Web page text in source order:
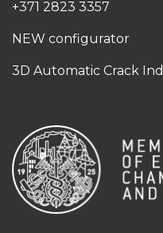
+371 2823 3357
NEW configurator
3D Automatic Crack